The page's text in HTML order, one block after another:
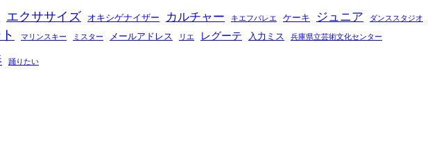
エクササイズ オキシゲナイザー カルチャー キエフバレエ ケーキ ジュニア ダンススタジオ
マリンスキー ミスター メールアドレス リエ レグーテ 入力ミス 兵庫県立芸術文化センター
踊りたい